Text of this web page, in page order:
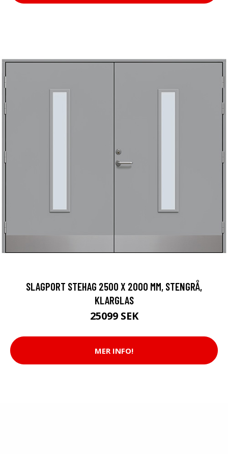
SLAGPORT STEHAG 2500 X 2000 MM, STENGRÅ,
KLARGLAS
25099 SEK
MER INFO!